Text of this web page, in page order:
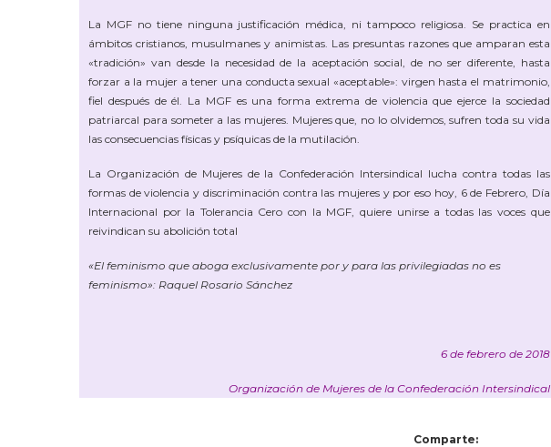
La MGF no tiene ninguna justificación médica, ni tampoco religiosa. Se practica en
ámbitos cristianos, musulmanes y animistas. Las presuntas razones que amparan esta
«tradición» van desde la necesidad de la aceptación social, de no ser diferente, hasta
forzar a la mujer a tener una conducta sexual «aceptable»: virgen hasta el matrimonio,
fiel después de él. La MGF es una forma extrema de violencia que ejerce la sociedad
patriarcal para someter a las mujeres. Mujeres que, no lo olvidemos, sufren toda su vida
las consecuencias físicas y psíquicas de la mutilación.
La Organización de Mujeres de la Confederación Intersindical lucha contra todas las
formas de violencia y discriminación contra las mujeres y por eso hoy, 6 de Febrero, Día
Internacional por la Tolerancia Cero con la MGF, quiere unirse a todas las voces que
reivindican su abolición total
«El feminismo que aboga exclusivamente por y para las privilegiadas no es
feminismo»: Raquel Rosario Sánchez
6 de febrero de 2018
Organización de Mujeres de la Confederación Intersindical
Comparte: